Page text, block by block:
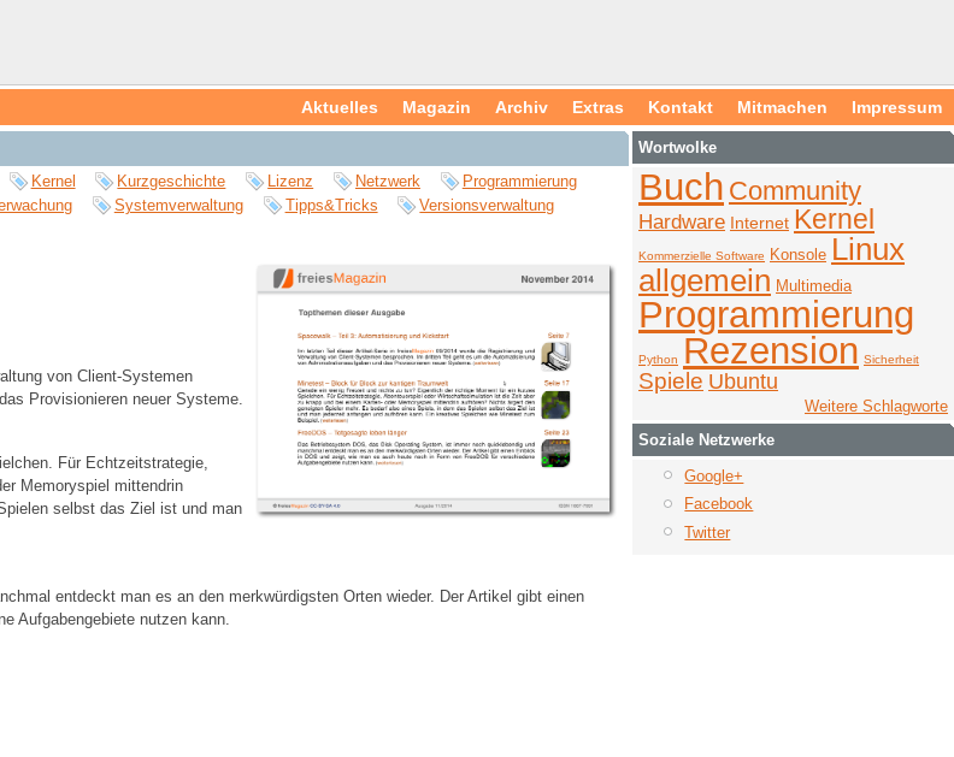
Aktuelles Magazin Archiv Extras Kontakt Mitmachen Impressum
Kernel Kurzgeschichte Lizenz Netzwerk
Programmierung
Systemverwaltung Tipps&Tricks
Versionsverwaltung
von Client-Systemen
Provisionieren neuer Systeme.
Für Echtzeitstrategie,
Memoryspiel mittendrin
selbst das Ziel ist und man
entdeckt man es an den merkwürdigsten Orten wieder. Der Artikel gibt einen
Aufgabengebiete nutzen kann.
Wortwolke
Buch Community
Hardware Internet Kernel
Kommerzielle Software Konsole Linux
allgemein Multimedia
Programmierung
Python Rezension Sicherheit
Spiele Ubuntu
Weitere Schlagworte
Soziale Netzwerke
Google+
Facebook
Twitter